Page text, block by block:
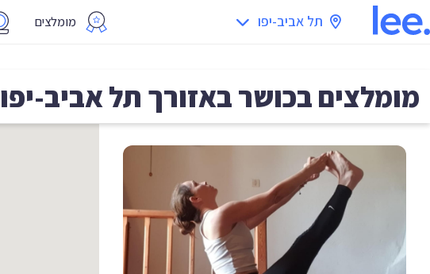
תל אביב-יפו מומלצים
מומלצים בכושר באזורך תל אביב-יפו